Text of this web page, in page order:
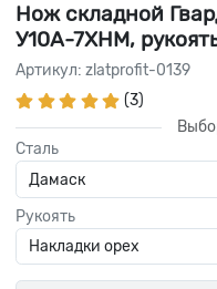
Нож складной
У10А-7ХНМ,
Артикул: zlatprofit-0139
(3)
Сталь
Рукоять